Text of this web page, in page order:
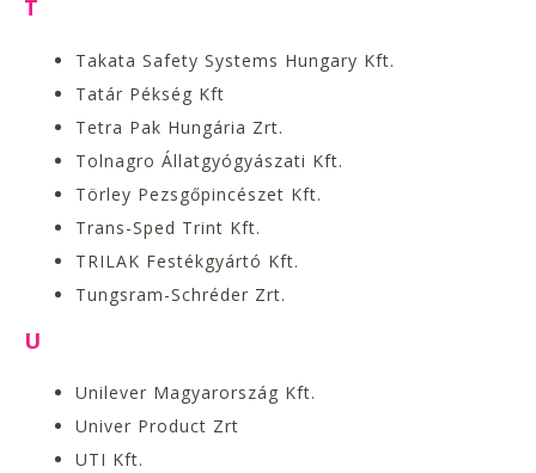
T
Takata Safety Systems Hungary Kft.
Tatár Pékség Kft
Tetra Pak Hungária Zrt.
Tolnagro Állatgyógyászati Kft.
Törley Pezsgőpincészet Kft.
Trans-Sped Trint Kft.
TRILAK Festékgyártó Kft.
Tungsram-Schréder Zrt.
U
Unilever Magyarország Kft.
Univer Product Zrt
UTI Kft.